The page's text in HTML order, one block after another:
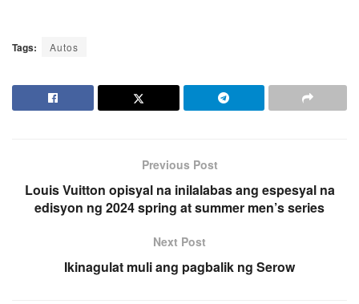
Tags: Autos
Previous Post
Louis Vuitton opisyal na inilalabas ang espesyal na
edisyon ng 2024 spring at summer men’s series
Next Post
Ikinagulat muli ang pagbalik ng Serow